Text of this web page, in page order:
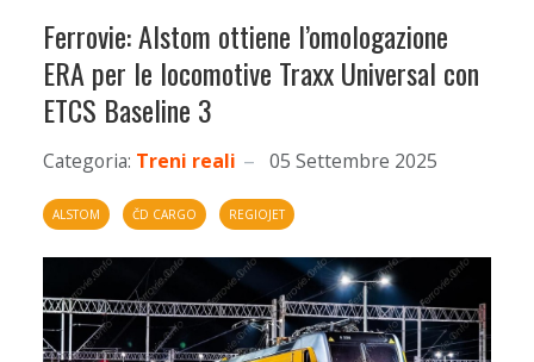
Ferrovie: Alstom ottiene l’omologazione
ERA per le locomotive Traxx Universal con
ETCS Baseline 3
Categoria: Treni reali 05 Settembre 2025
ALSTOM ČD CARGO REGIOJET